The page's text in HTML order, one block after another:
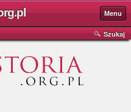
Menu
Szukaj